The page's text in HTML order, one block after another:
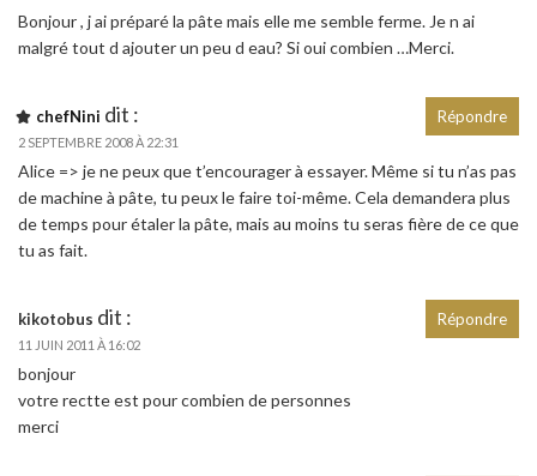
Bonjour , j ai préparé la pâte mais elle me semble ferme. Je n ai
malgré tout d ajouter un peu d eau? Si oui combien …Merci.
chefNini dit :
2 SEPTEMBRE 2008 À 22:31
Alice => je ne peux que t’encourager à essayer. Même si tu n’as pas
de machine à pâte, tu peux le faire toi-même. Cela demandera plus
de temps pour étaler la pâte, mais au moins tu seras fière de ce que
tu as fait.
Répondre
kikotobus dit :
11 JUIN 2011 À 16:02
bonjour
votre rectte est pour combien de personnes
merci
Répondre